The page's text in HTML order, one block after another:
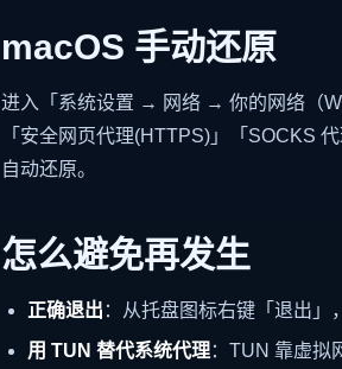
macOS 手动还原
进入「系统设置 → 网络 → 你的网络（
「安全网页代理(HTTPS)」「SOCKS
自动还原。
怎么避免再发生
正确退出 ：从托盘图标右键「退出」
用 TUN 替代系统代理：TUN 靠虚拟